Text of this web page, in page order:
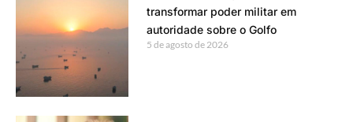
transformar poder militar em
autoridade sobre o Golfo
5 de agosto de 2026